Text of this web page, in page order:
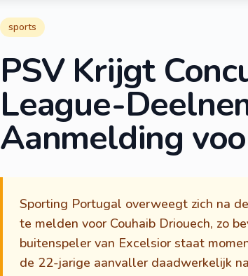
sports
PSV Krijgt
League-
Aanmelding
Sporting Portugal overweegt zich na
te melden voor Couhaib Driouech, zo
buitenspeler van Excelsior staat
de 22-jarige aanvaller daadwerkelijk